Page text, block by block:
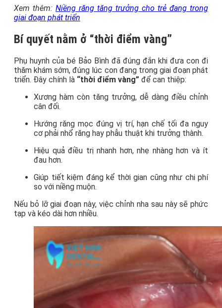
Xem thêm: Niềng răng tăng trưởng cho trẻ đang trong
giai đoạn phát triển
Bí quyết nằm ở “thời điểm vàng”
Phụ huynh của bé Bảo Bình đã đúng đắn khi đưa con đi
thăm khám sớm, đúng lúc con đang trong giai đoạn phát
triển. Đây chính là “thời điểm vàng” để can thiệp:
Xương hàm còn tăng trưởng, dễ dàng điều chỉnh
cân đối.
Hướng răng mọc đúng vị trí, hạn chế tối đa nguy
cơ phải nhổ răng hay phẫu thuật khi trưởng thành.
Hiệu quả điều trị nhanh hơn, nhẹ nhàng hơn và ít
đau hơn.
Giúp tiết kiệm đáng kể thời gian cũng như chi phí
so với niềng muộn.
Nếu bỏ lỡ giai đoạn này, việc chỉnh nha sau này sẽ phức
tạp và kéo dài hơn nhiều.